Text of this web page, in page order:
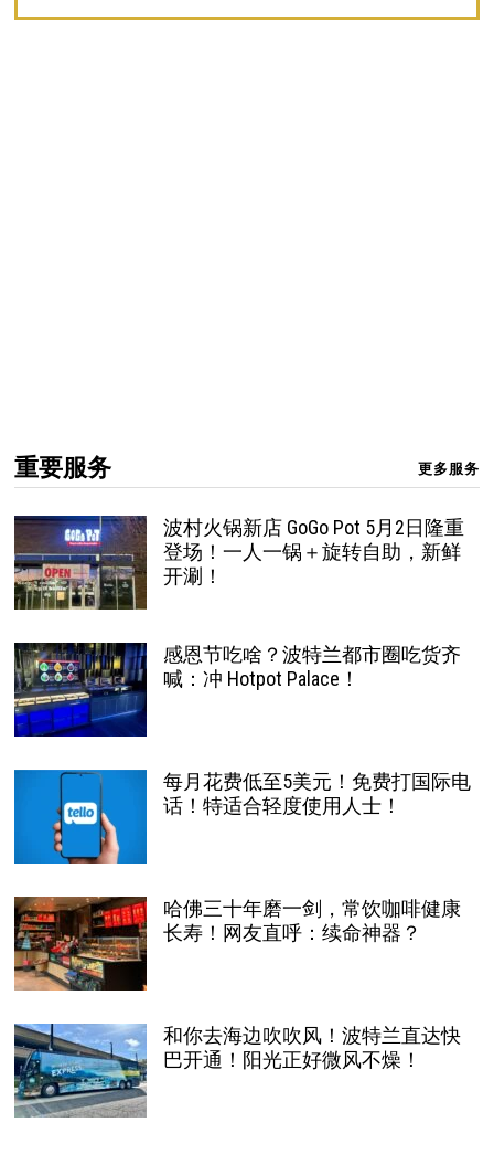
重要服务 更多服务
波村火锅新店 GoGo Pot 5月2日隆重
登场！一人一锅＋旋转自助，新鲜
开涮！
感恩节吃啥？波特兰都市圈吃货齐
喊：冲 Hotpot Palace！
每月花费低至5美元！免费打国际电
话！特适合轻度使用人士！
哈佛三十年磨一剑，常饮咖啡健康
长寿！网友直呼：续命神器？
和你去海边吹吹风！波特兰直达快
巴开通！阳光正好微风不燥！